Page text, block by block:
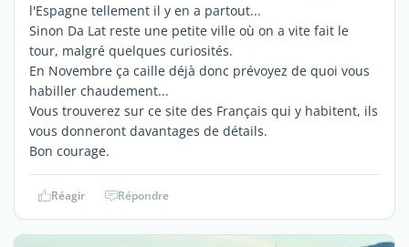
l'Espagne tellement il y en a partout...
Sinon Da Lat reste une petite ville où on a vite fait le
tour, malgré quelques curiosités.
En Novembre ça caille déjà donc prévoyez de quoi vous
habiller chaudement...
Vous trouverez sur ce site des Français qui y habitent, ils
vous donneront davantages de détails.
Bon courage.
Réagir Répondre